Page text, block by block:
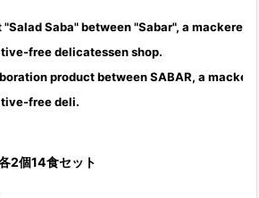
Saba" between "Sabar", a mackerel
free delicatessen shop.
product between SABAR, a
free deli.
2個14食セット